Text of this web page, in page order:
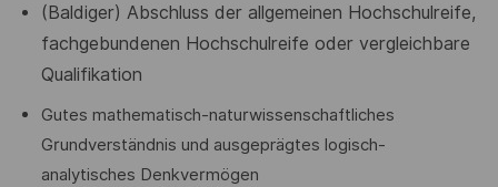
(Baldiger) Abschluss der allgemeinen Hochschulreife,
fachgebundenen Hochschulreife oder vergleichbare
Qualifikation
Gutes mathematisch-naturwissenschaftliches
Grundverständnis und ausgeprägtes logisch-
analytisches Denkvermögen